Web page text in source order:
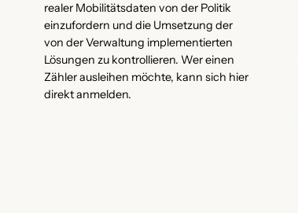
realer Mobilitätsdaten von der Politik
einzufordern und die Umsetzung der
von der Verwaltung implementierten
Lösungen zu kontrollieren. Wer einen
Zähler ausleihen möchte, kann sich hier
direkt anmelden.